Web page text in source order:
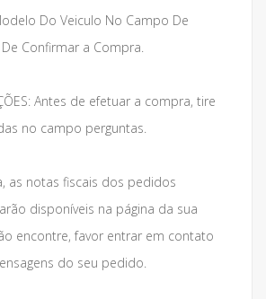
Do Veiculo No Campo De
Confirmar a Compra.
Antes de efetuar a compra, tire
no campo perguntas.
as notas fiscais dos pedidos
disponíveis na página da sua
encontre, favor entrar em contato
do seu pedido.